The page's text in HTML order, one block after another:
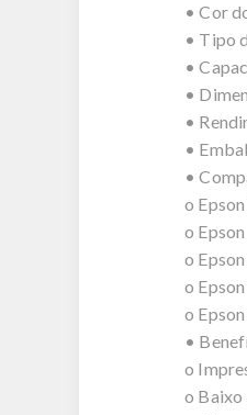
• Cor
• Tipo
•
•
•
•
•
o
o
o
o
o
•
o
o Baixo